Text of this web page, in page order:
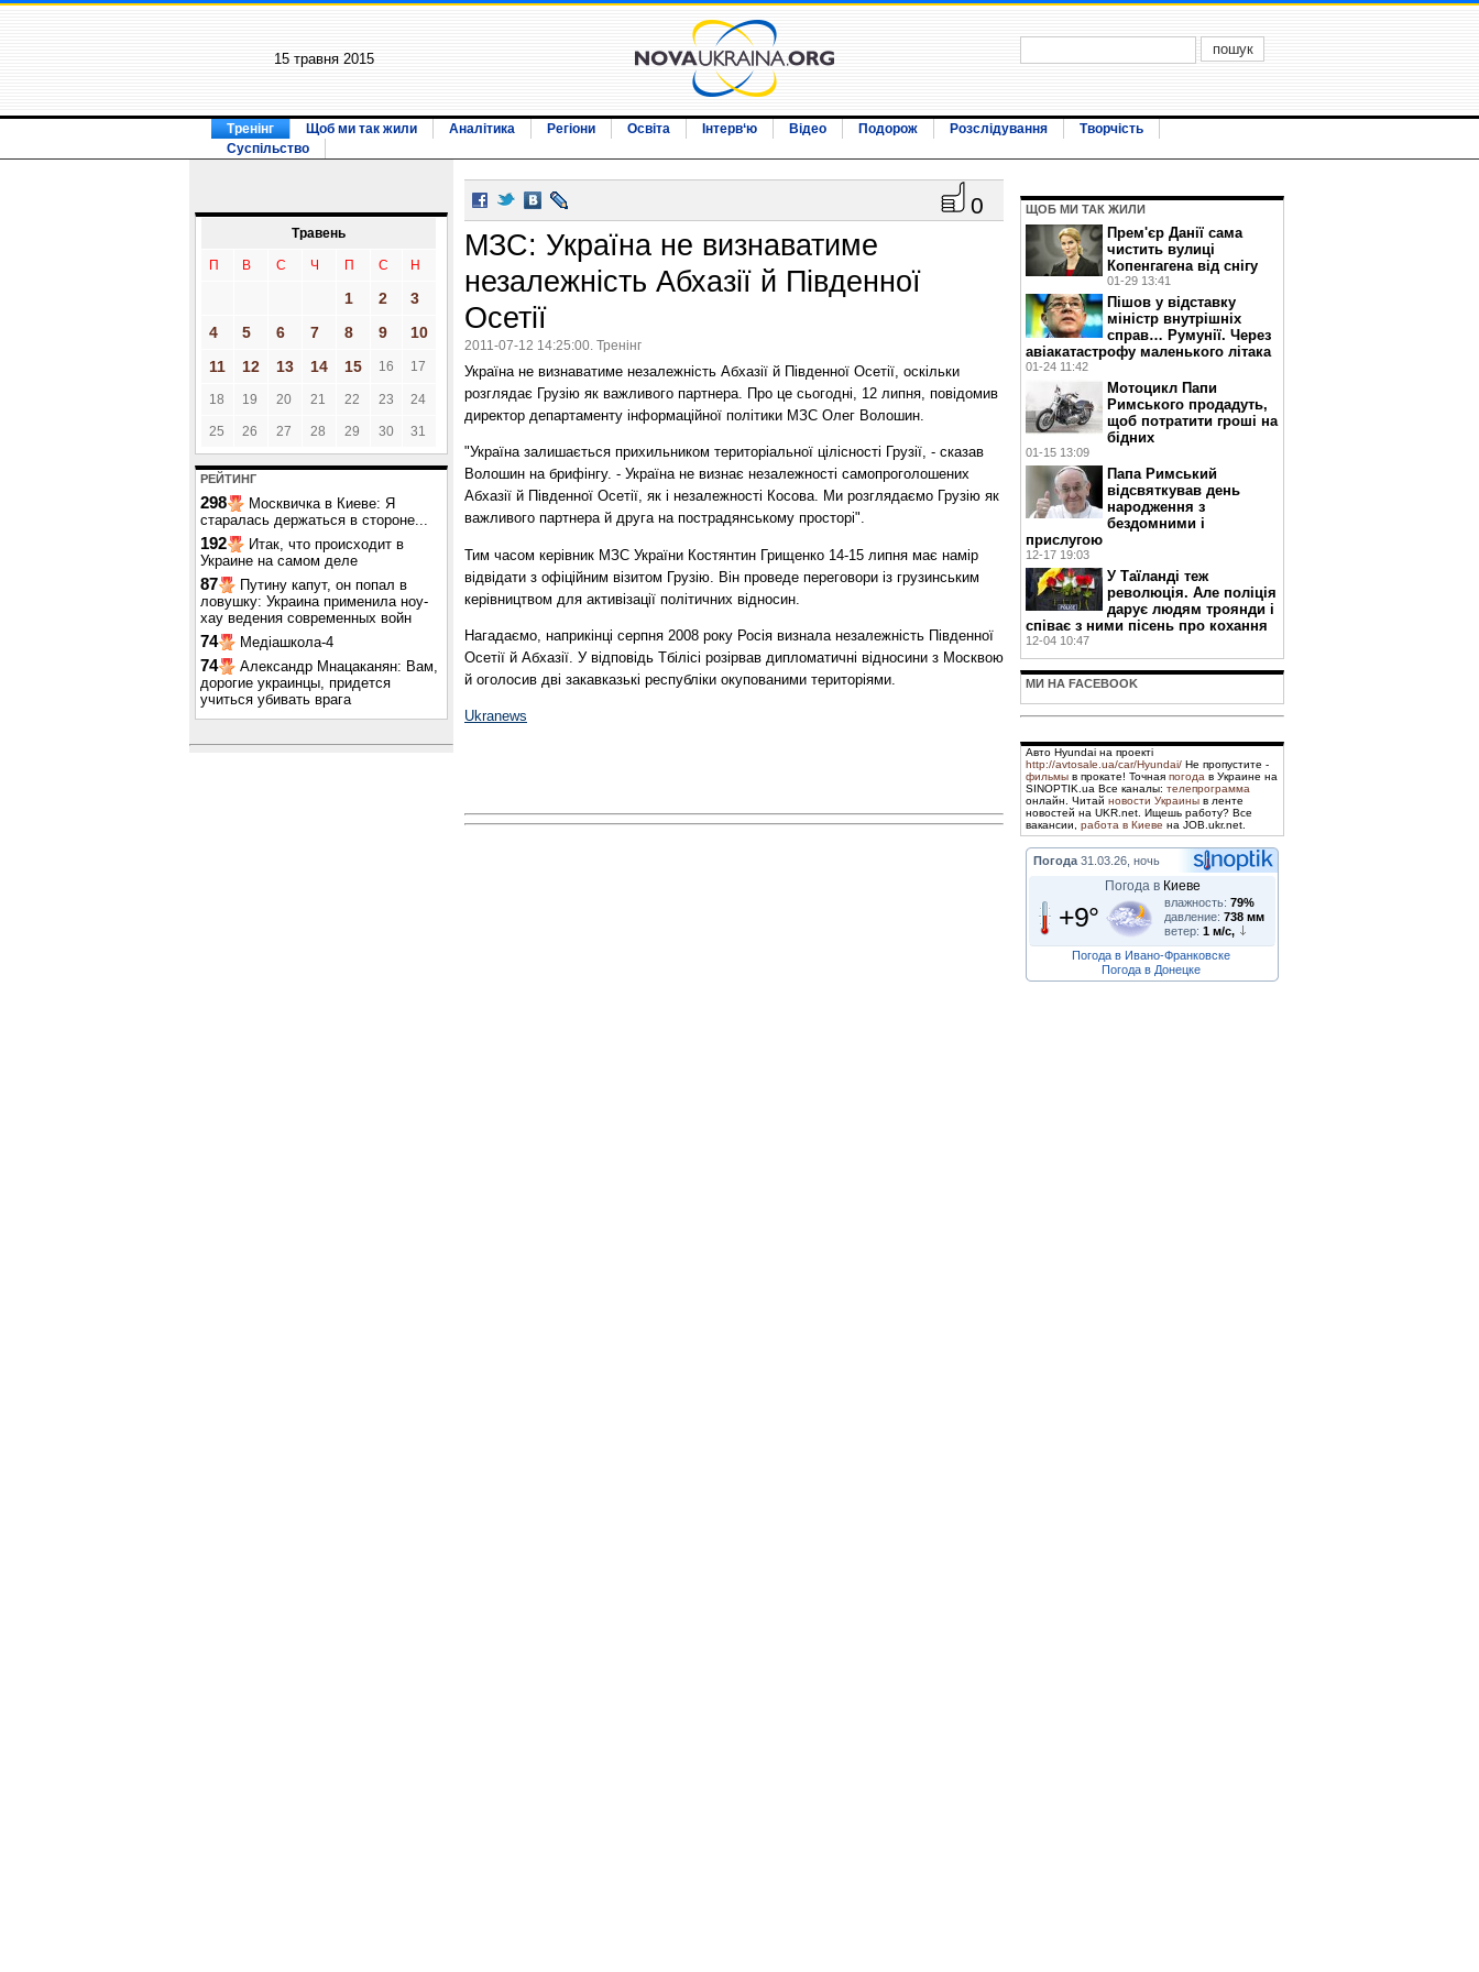
15 травня 2015
Тренінг Щоб ми так жили Аналітика Регіони Освіта Інтерв‘ю Відео Подорож Розслідування
Творчість
Суспільство
Травень
П В С Ч П С Н
1 2
3
4
5 6 7 8 9
10
11
12 13 14 15 16 17
18 19 20 21 22 23 24
25 26 27 28 29 30 31
РЕЙТИНГ
298
Москвичка в Киеве: Я
старалась держаться в стороне...
192
Итак, что происходит в
Украине на самом деле
87
Путину капут, он попал в
ловушку: Украина применила ноу-
хау ведения современных войн
74 Медіашкола-4
74
Александр Мнацаканян: Вам,
дорогие украинцы, придется
учиться убивать врага
0
МЗС: Україна не визнаватиме
незалежність Абхазії й Південної
Осетії
2011-07-12 14:25:00. Тренінг
Україна не визнаватиме незалежність Абхазії й Південної Осетії, оскільки
розглядає Грузію як важливого партнера. Про це сьогодні, 12 липня, повідомив
директор департаменту інформаційної політики МЗС Олег Волошин.
"Україна залишається прихильником територіальної цілісності Грузії, - сказав
Волошин на брифінгу. - Україна не визнає незалежності самопроголошених
Абхазії й Південної Осетії, як і незалежності Косова. Ми розглядаємо Грузію як
важливого партнера й друга на пострадянському просторі".
Тим часом керівник МЗС України Костянтин Грищенко 14-15 липня має намір
відвідати з офіційним візитом Грузію. Він проведе переговори із грузинським
керівництвом для активізації політичних відносин.
Нагадаємо, наприкінці серпня 2008 року Росія визнала незалежність Південної
Осетії й Абхазії. У відповідь Тбілісі розірвав дипломатичні відносини з Москвою
й оголосив дві закавказькі республіки окупованими територіями.
Ukranews
ЩОБ МИ ТАК ЖИЛИ
Прем'єр Данії сама
чистить вулиці
Копенгагена від снігу
01-29 13:41
Пішов у відставку
міністр внутрішніх
справ… Румунії. Через
авіакатастрофу маленького літака
01-24 11:42
Мотоцикл Папи
Римського продадуть,
щоб потратити гроші на
бідних
01-15 13:09
Папа Римський
відсвяткував день
народження з
бездомними і
прислугою
12-17 19:03
У Таїланді теж
революція. Але поліція
дарує людям троянди і
співає з ними пісень про кохання
12-04 10:47
МИ НА FACEBOOK
Авто Hyundai на проекті
http://avtosale.ua/car/Hyundai/ Не пропустите -
фильмы в прокате! Точная погода в Украине на
SINOPTIK.ua Все каналы: телепрограмма
онлайн. Читай новости Украины в ленте
новостей на UKR.net. Ищешь работу? Все
вакансии, работа в Киеве на JOB.ukr.net.
Погода 31.03.26, ночь
Погода в Киеве
+9° влажность: 79%
давление: 738 мм
ветер: 1 м/с,
Погода в Ивано-Франковске
Погода в Донецке